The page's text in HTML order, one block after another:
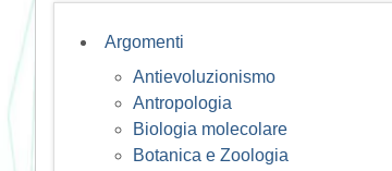
Argomenti
Antievoluzionismo
Antropologia
Biologia molecolare
Botanica e Zoologia